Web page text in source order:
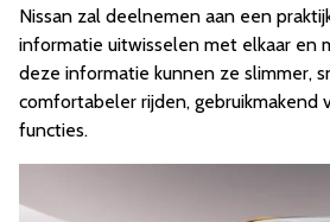
Nissan zal deelnemen aan een
informatie uitwisselen met elkaar en
deze informatie kunnen ze slimmer,
comfortabeler rijden, gebruikmakend
functies.